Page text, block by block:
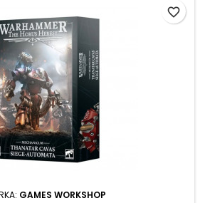
GAMES WORKSHOP
favorite_border